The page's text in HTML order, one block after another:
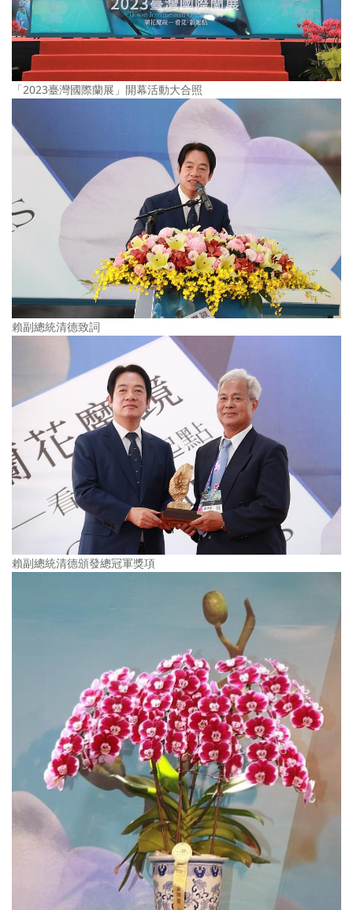
「2023臺灣國際蘭展」開幕活動大合照
賴副總統清德致詞
賴副總統清德頒發總冠軍獎項